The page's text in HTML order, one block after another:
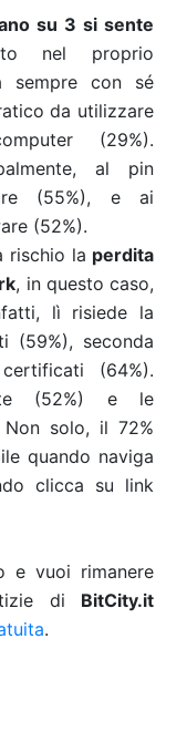
su 3 si sente
nel proprio
sempre con sé
da utilizzare
(29%).
al pin
(55%), e ai
(52%).
rischio la perdita
, in questo caso,
lì risiede la
seconda
(64%).
(52%) e le
Non solo, il 72%
quando naviga
clicca su link
e vuoi rimanere
di BitCity.it
.